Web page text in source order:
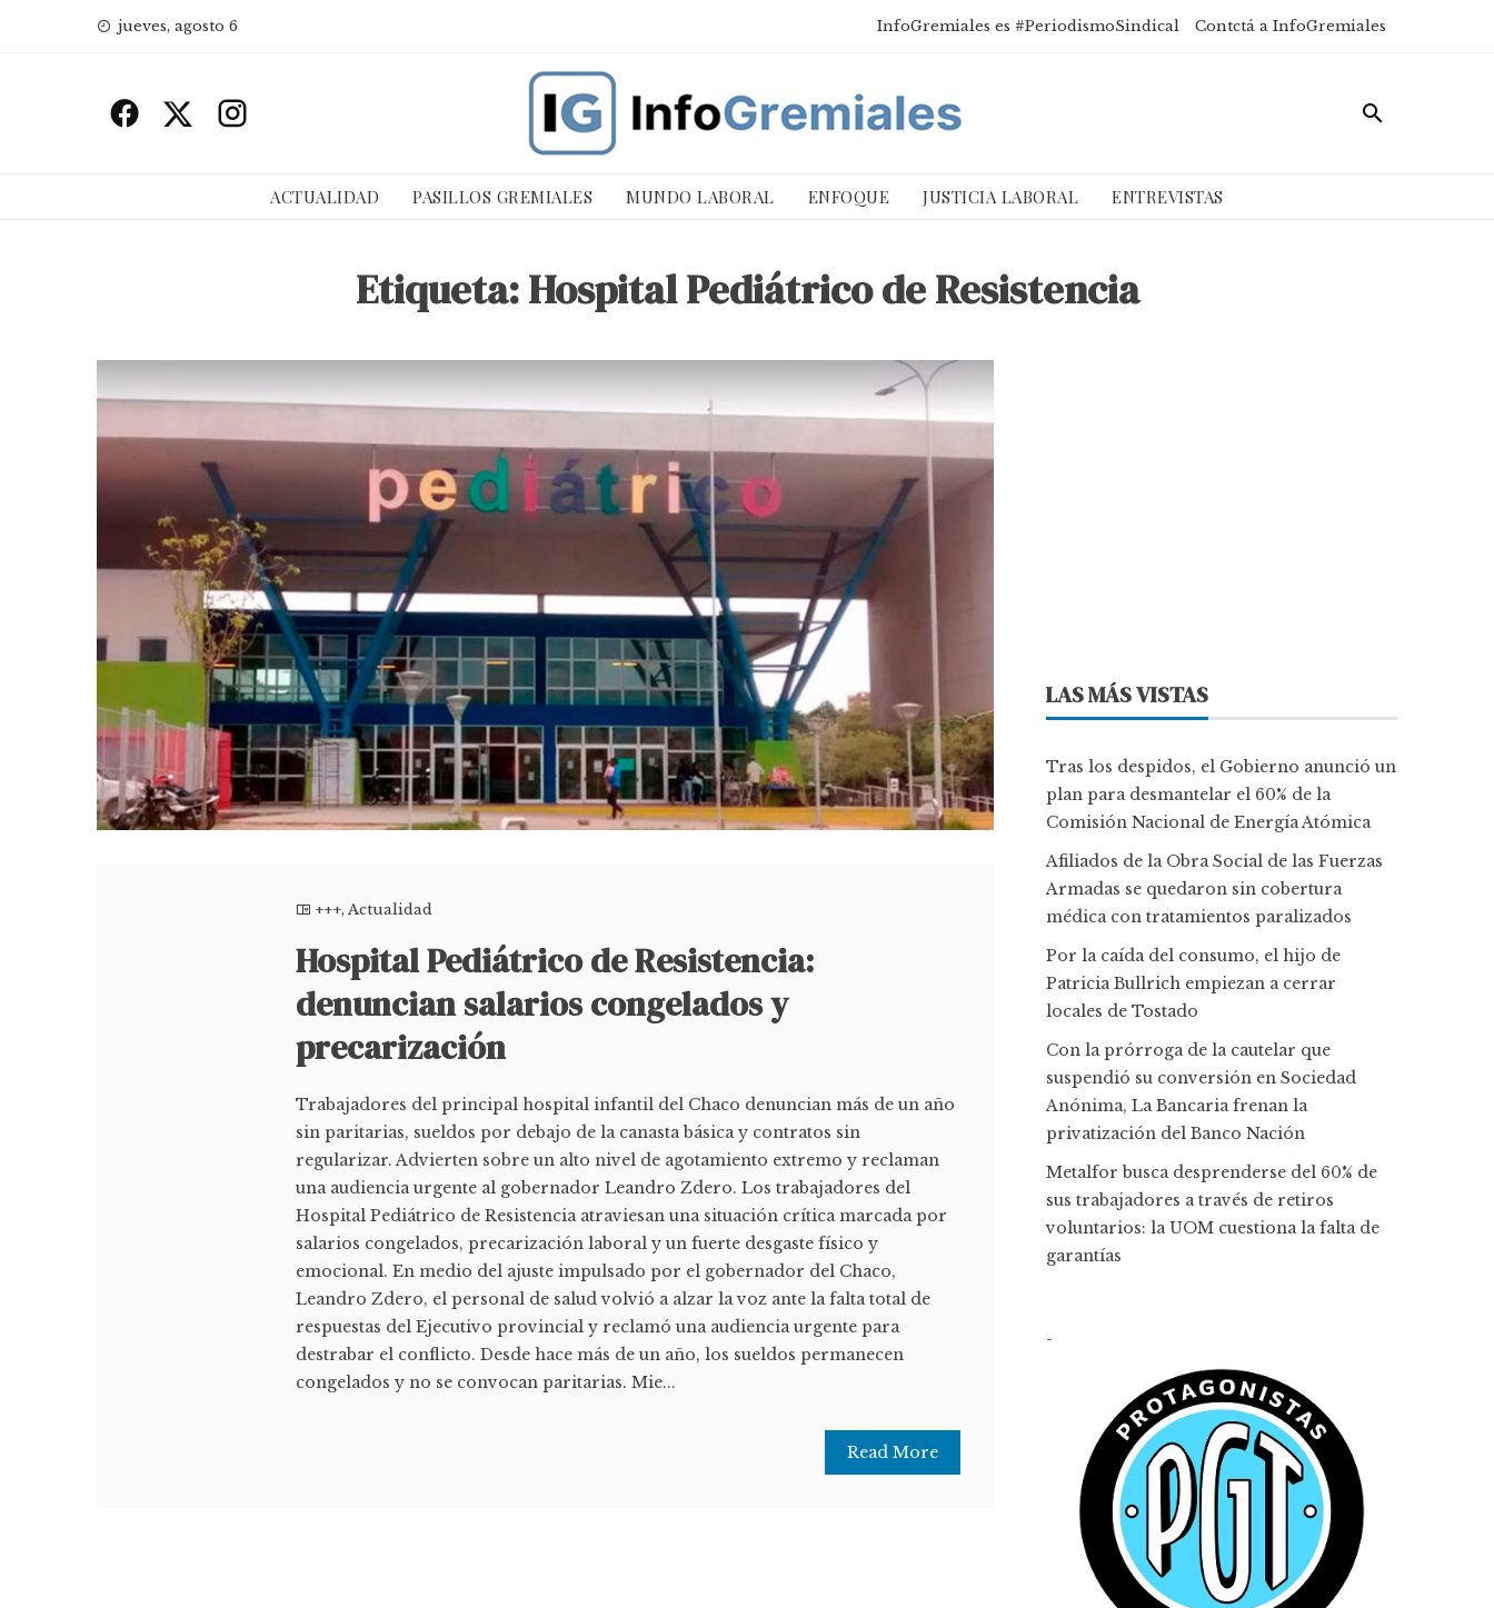
jueves, agosto 6 InfoGremiales es #PeriodismoSindical Contctá a InfoGremiales
ACTUALIDAD PASILLOS GREMIALES MUNDO LABORAL ENFOQUE JUSTICIA LABORAL ENTREVISTAS
Etiqueta:Hospital Pediátrico de Resistencia
+++,Actualidad
Hospital Pediátrico de Resistencia:
denuncian salarios congelados y
precarización
Trabajadores del principal hospital infantil del Chaco denuncian más de un año
sin paritarias, sueldos por debajo de la canasta básica y contratos sin
regularizar. Advierten sobre un alto nivel de agotamiento extremo y reclaman
una audiencia urgente al gobernador Leandro Zdero. Los trabajadores del
Hospital Pediátrico de Resistencia atraviesan una situación crítica marcada por
salarios congelados, precarización laboral y un fuerte desgaste físico y
emocional. En medio del ajuste impulsado por el gobernador del Chaco,
Leandro Zdero, el personal de salud volvió a alzar la voz ante la falta total de
respuestas del Ejecutivo provincial y reclamó una audiencia urgente para
destrabar el conflicto. Desde hace más de un año, los sueldos permanecen
congelados y no se convocan paritarias. Mie...
Read More
LAS MÁS VISTAS
Tras los despidos, el Gobierno anunció un
plan para desmantelar el 60% de la
Comisión Nacional de Energía Atómica
Afiliados de la Obra Social de las Fuerzas
Armadas se quedaron sin cobertura
médica con tratamientos paralizados
Por la caída del consumo, el hijo de
Patricia Bullrich empiezan a cerrar
locales de Tostado
Con la prórroga de la cautelar que
suspendió su conversión en Sociedad
Anónima, La Bancaria frenan la
privatización del Banco Nación
Metalfor busca desprenderse del 60% de
sus trabajadores a través de retiros
voluntarios: la UOM cuestiona la falta de
garantías
-